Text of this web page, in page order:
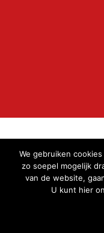
If you continue to use
We gebruiken
zo soepel mogelijk
van de website,
U kunt hier